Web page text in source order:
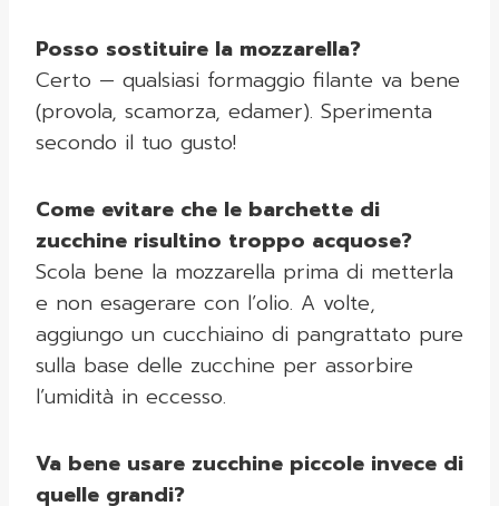
Posso sostituire la mozzarella?
Certo — qualsiasi formaggio filante va bene
(provola, scamorza, edamer). Sperimenta
secondo il tuo gusto!
Come evitare che le barchette di
zucchine risultino troppo acquose?
Scola bene la mozzarella prima di metterla
e non esagerare con l’olio. A volte,
aggiungo un cucchiaino di pangrattato pure
sulla base delle zucchine per assorbire
l’umidità in eccesso.
Va bene usare zucchine piccole invece di
quelle grandi?